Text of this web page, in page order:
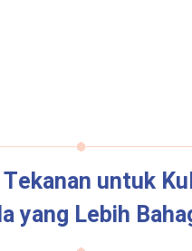
untuk
yang Lebih